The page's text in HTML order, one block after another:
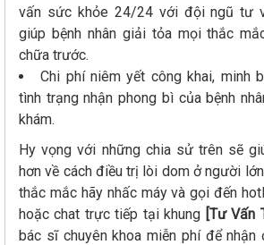
vấn sức khỏe 24/24 với đội ngũ tư
giúp bệnh nhân giải tỏa mọi thắc
chữa trước.
Chi phí niêm yết công khai, minh
tình trạng nhận phong bì của bệnh
khám.
Hy vọng với những chia sử trên sẽ
hơn về cách điều trị lòi dom ở người
thắc mắc hãy nhấc máy và gọi đến
hoặc chat trực tiếp tại khung [Tư Vấn
bác sĩ chuyên khoa miễn phí để